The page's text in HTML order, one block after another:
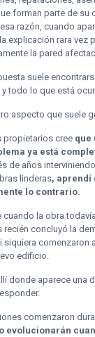
forman parte de su
razón, cuando
explicación rara vez
la pared
suele
todo lo que está
aspecto que suele
propietarios cree que
ya está
de años
linderas, aprendí
lo contrario.
cuando la obra
recién concluyó la
siquiera comenzaron
edificio.
donde aparece una
comenzaron
evolucionarán